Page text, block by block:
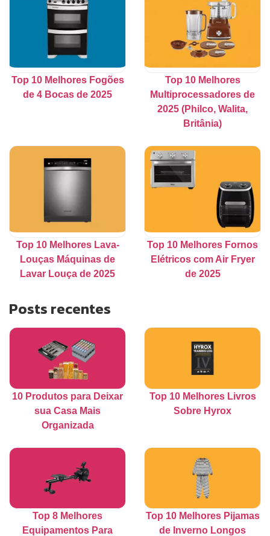
Top 10 Melhores Fogões
de 4 Bocas de 2025
Top 10 Melhores
Multiprocessadores de
2025 (Philco, Walita,
Britânia)
Top 10 Melhores Lava-
Louças Máquinas de
Lavar Louça de 2025
Top 10 Melhores Fornos
Elétricos com Air Fryer
de 2025
Posts recentes
10 Produtos para Deixar
sua Casa Mais
Organizada
Top 10 Melhores Livros
Sobre Hyrox
Top 8 Melhores
Equipamentos Para
Top 10 Melhores Pijamas
de Inverno Longos